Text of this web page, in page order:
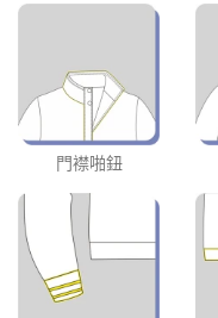
門襟啪鈕